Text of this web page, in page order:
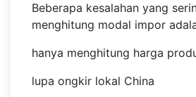
Beberapa kesalahan yang
menghitung modal impor
hanya menghitung harga
lupa ongkir lokal China